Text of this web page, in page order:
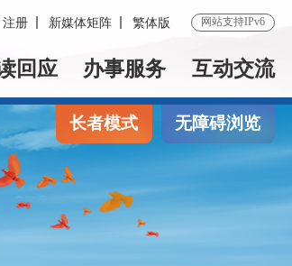
注册 新媒体矩阵 繁体版 网站支持IPv6
回应 办事服务 互动交流
长者模式 无障碍浏览